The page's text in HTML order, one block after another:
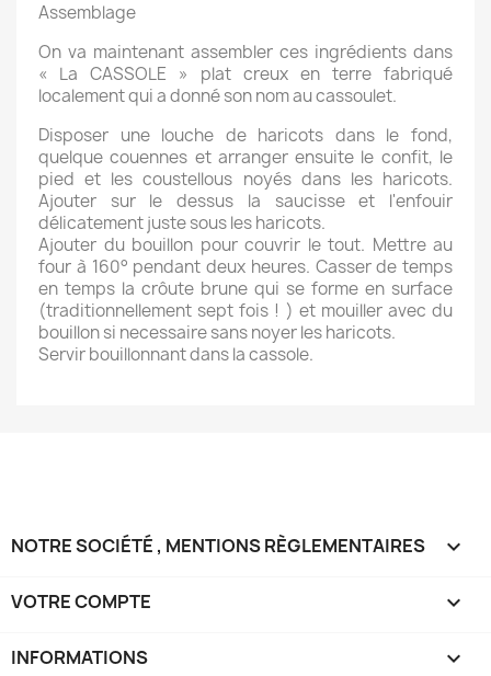
Assemblage
On va maintenant assembler ces ingrédients dans
« La CASSOLE » plat creux en terre fabriqué
localement qui a donné son nom au cassoulet.
Disposer une louche de haricots dans le fond,
quelque couennes et arranger ensuite le confit, le
pied et les coustellous noyés dans les haricots.
Ajouter sur le dessus la saucisse et l'enfouir
délicatement juste sous les haricots.
Ajouter du bouillon pour couvrir le tout. Mettre au
four à 160° pendant deux heures. Casser de temps
en temps la crôute brune qui se forme en surface
(traditionnellement sept fois ! ) et mouiller avec du
bouillon si necessaire sans noyer les haricots.
Servir bouillonnant dans la cassole.
NOTRE SOCIÉTÉ , MENTIONS RÈGLEMENTAIRES 
VOTRE COMPTE 
INFORMATIONS keyboard_arrow_down